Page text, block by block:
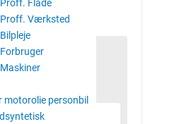
Flåde
Værksted
motorolie personbil